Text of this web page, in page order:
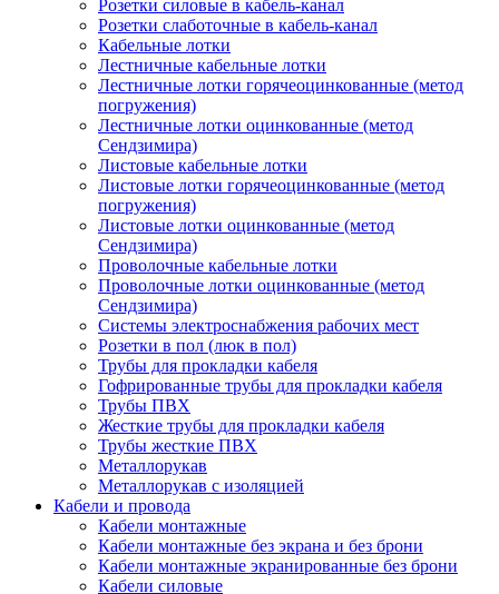
Розетки силовые в кабель-канал
Розетки слаботочные в кабель-канал
Кабельные лотки
Лестничные кабельные лотки
Лестничные лотки горячеоцинкованные (метод
погружения)
Лестничные лотки оцинкованные (метод
Сендзимира)
Листовые кабельные лотки
Листовые лотки горячеоцинкованные (метод
погружения)
Листовые лотки оцинкованные (метод
Сендзимира)
Проволочные кабельные лотки
Проволочные лотки оцинкованные (метод
Сендзимира)
Системы электроснабжения рабочих мест
Розетки в пол (люк в пол)
Трубы для прокладки кабеля
Гофрированные трубы для прокладки кабеля
Трубы ПВХ
Жесткие трубы для прокладки кабеля
Трубы жесткие ПВХ
Металлорукав
Металлорукав с изоляцией
Кабели и провода
Кабели монтажные
Кабели монтажные без экрана и без брони
Кабели монтажные экранированные без брони
Кабели силовые